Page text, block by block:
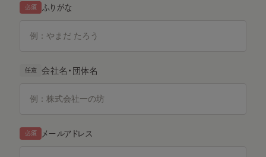
ふりがな
必須
会社名・団体名
任意
メールアドレス
必須